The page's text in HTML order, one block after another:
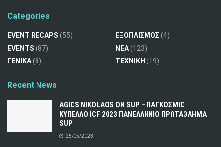
Categories
EVENT RECAPS (55)
EVENTS (87)
ΓΕΝΙΚΑ(8)
ΕΞΟΠΛΙΣΜΟΣ (4)
ΝΕΑ(123)
ΤΕΧΝΙΚΗ (19)
Recent News
AGIOS NIKOLAOS ON SUP – ΠΑΓΚΟΣΜΙΟ
ΚΥΠΕΛΛΟ ICF 2023 ΠΑΝΕΛΛΗΝΙΟ ΠΡΩΤΑΘΛΗΜΑ
SUP
25/05/2023